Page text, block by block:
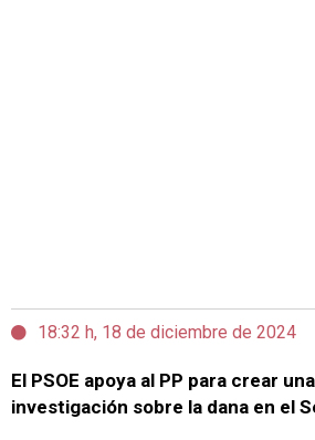
18:32 h, 18 de diciembre de 2024
El PSOE apoya al PP para crear
investigación sobre la dana en el